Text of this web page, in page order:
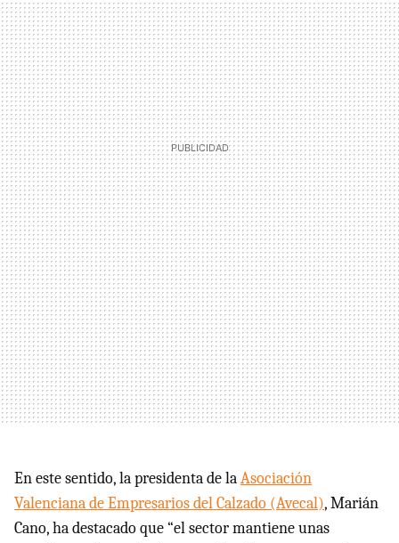
En este sentido, la presidenta de laAsociación
Valenciana de Empresarios del Calzado (Avecal), Marián
Cano, ha destacado que “el sector mantiene unas